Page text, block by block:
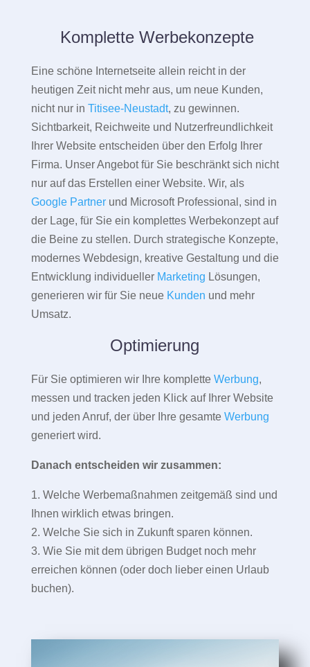
Komplette Werbekonzepte
Eine schöne Internetseite allein reicht in der
heutigen Zeit nicht mehr aus, um neue Kunden,
nicht nur in Titisee-Neustadt, zu gewinnen.
Sichtbarkeit, Reichweite und Nutzerfreundlichkeit
Ihrer Website entscheiden über den Erfolg Ihrer
Firma. Unser Angebot für Sie beschränkt sich nicht
nur auf das Erstellen einer Website. Wir, als
Google Partnerund Microsoft Professional, sind in
der Lage, für Sie ein komplettes Werbekonzept auf
die Beine zu stellen. Durch strategische Konzepte,
modernes Webdesign, kreative Gestaltung und die
Entwicklung individueller Marketing Lösungen,
generieren wir für Sie neue Kunden und mehr
Umsatz.
Optimierung
Für Sie optimieren wir Ihre komplette Werbung,
messen und tracken jeden Klick auf Ihrer Website
und jeden Anruf, der über Ihre gesamte Werbung
generiert wird.
Danach entscheiden wir zusammen:
1. Welche Werbemaßnahmen zeitgemäß sind und
Ihnen wirklich etwas bringen.
2. Welche Sie sich in Zukunft sparen können.
3. Wie Sie mit dem übrigen Budget noch mehr
erreichen können (oder doch lieber einen Urlaub
buchen).